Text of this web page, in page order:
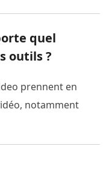
quel
outils ?
prennent en
notamment